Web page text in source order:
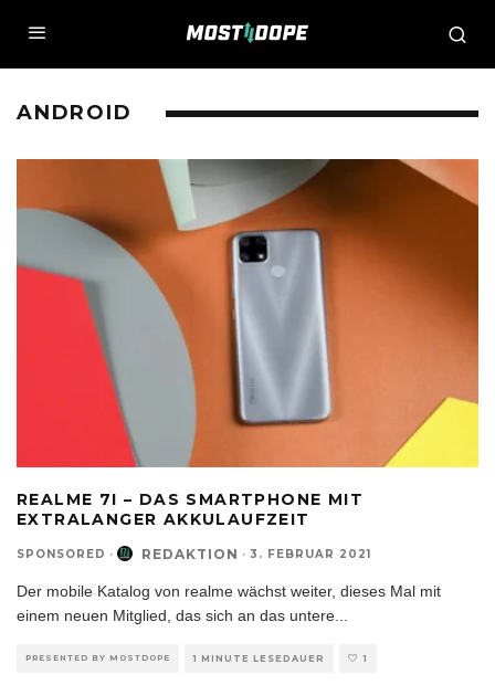
ANDROID
REALME 7I – DAS SMARTPHONE MIT
EXTRALANGER AKKULAUFZEIT
SPONSORED · REDAKTION · 3. FEBRUAR 2021
Der mobile Katalog von realme wächst weiter, dieses Mal mit
einem neuen Mitglied, das sich an das untere
PRESENTED BY MOSTDOPE 1 MINUTE LESEDAUER 1